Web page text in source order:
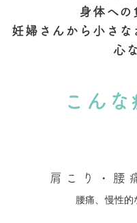
身体への
妊婦さんから小さ
心
こん
肩こり・腰
腰痛、慢性